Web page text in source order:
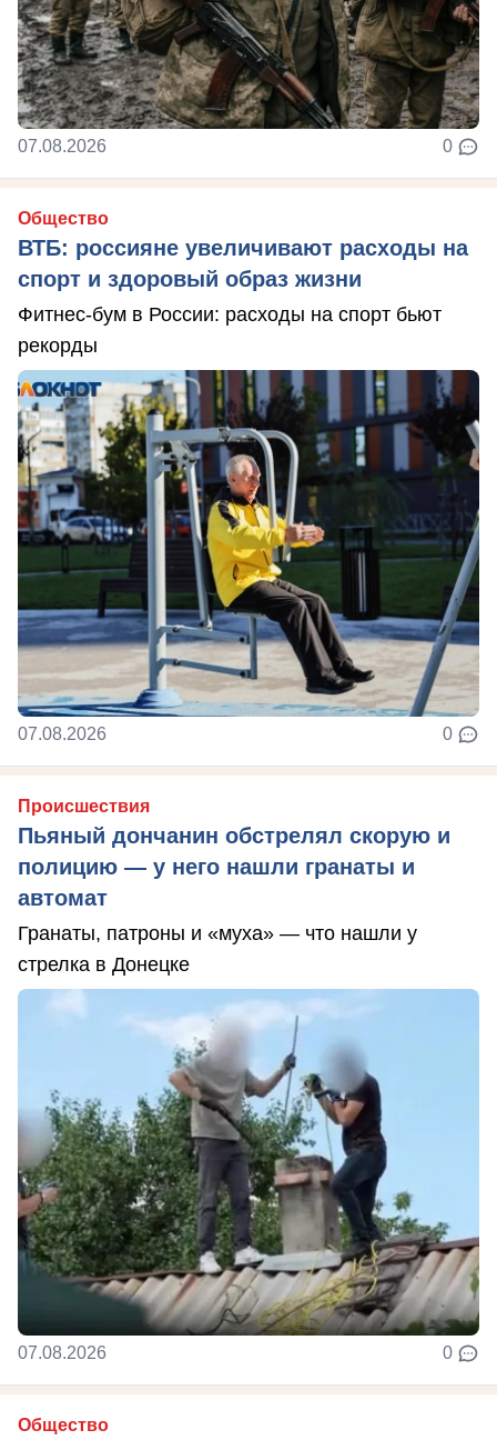
07.08.2026 0
Общество
ВТБ: россияне увеличивают расходы на
спорт и здоровый образ жизни
Фитнес-бум в России: расходы на спорт бьют
рекорды
07.08.2026 0
Происшествия
Пьяный дончанин обстрелял скорую и
полицию — у него нашли гранаты и
автомат
Гранаты, патроны и «муха» — что нашли у
стрелка в Донецке
07.08.2026 0
Общество